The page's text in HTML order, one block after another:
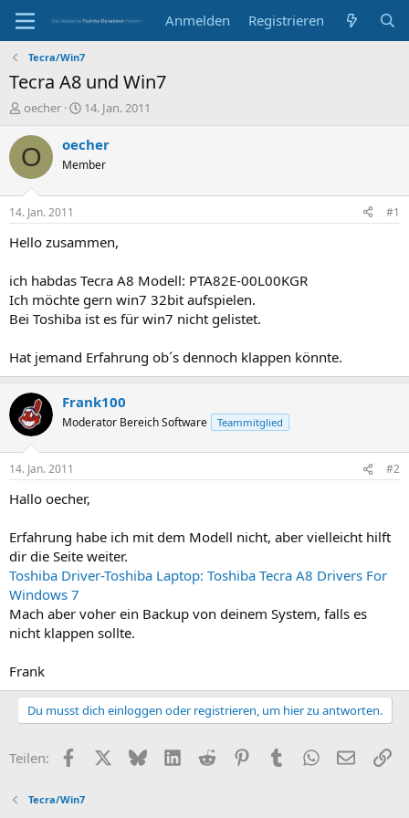
Anmelden Registrieren
Tecra/Win7
Tecra A8 und Win7
E
s
t
e
r
oecher
E
s
e
t
a
14. Jan. 2011
O oecher
Member
14. Jan. 2011 #1
Hello zusammen,
ich habdas Tecra A8 Modell: PTA82E-00L00KGR
Ich möchte gern win7 32bit aufspielen.
Bei Toshiba ist es für win7 nicht gelistet.
Hat jemand Erfahrung ob´s dennoch klappen könnte.
Frank100
Moderator Bereich Software Teammitglied
14. Jan. 2011 #2
Hallo oecher,
Erfahrung habe ich mit dem Modell nicht, aber vielleicht hilft
dir die Seite weiter.
Toshiba Driver-Toshiba Laptop: Toshiba Tecra A8 Drivers For
Windows 7
Mach aber voher ein Backup von deinem System, falls es
nicht klappen sollte.
Frank
Du musst dich einloggen oder registrieren, um hier zu antworten.
Teilen: Facebook BlueskyLinkedIn
Reddit PinterestTumblr WhatsApp
E-Mail
Tecra/Win7